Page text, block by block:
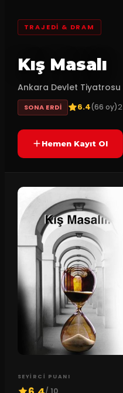
TRAJEDI & DRAM
Kış Masalı
Ankara Devlet Tiyatrosu
SONA ERDI 6.4(66 oy)2
Hemen Kayıt Ol
SEYIRCI PUANI
/ 10